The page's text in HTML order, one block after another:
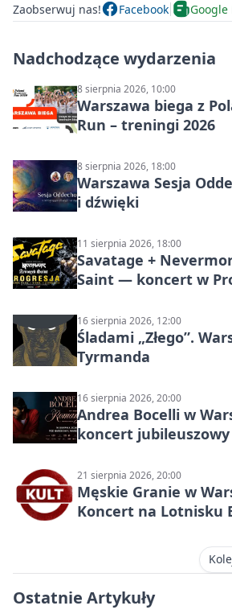
Zaobserwuj nas! Facebook Google
Nadchodzące wydarzenia
8 sierpnia 2026, 10:00
Warszawa biega z
Run – treningi 2026
8 sierpnia 2026, 18:00
Warszawa Sesja
i dźwięki
11 sierpnia 2026, 18:00
Savatage +
Saint — koncert w
16 sierpnia 2026, 12:00
Śladami „Złego”.
Tyrmanda
16 sierpnia 2026, 20:00
Andrea Bocelli w
koncert
21 sierpnia 2026, 20:00
Męskie Granie w
Koncert na Lotnisku
Ostatnie Artykuły